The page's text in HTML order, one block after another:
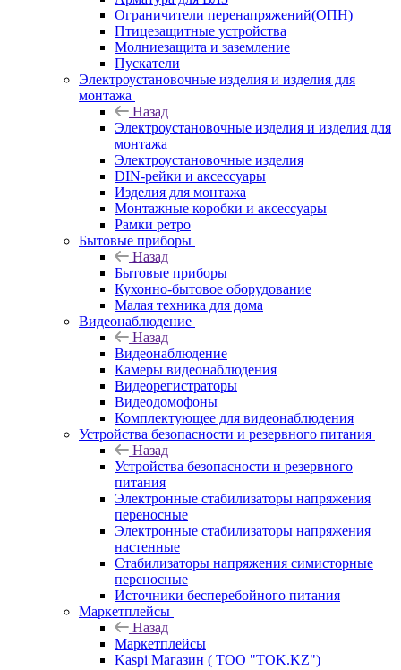
Ограничители перенапряжений(ОПН)
Птицезащитные устройства
Молниезащита и заземление
Пускатели
Электроустановочные изделия и изделия для
монтажа
Назад
Электроустановочные изделия и изделия для
монтажа
Электроустановочные изделия
DIN-рейки и аксессуары
Изделия для монтажа
Монтажные коробки и аксессуары
Рамки ретро
Бытовые приборы
Назад
Бытовые приборы
Кухонно-бытовое оборудование
Малая техника для дома
Видеонаблюдение
Назад
Видеонаблюдение
Камеры видеонаблюдения
Видеорегистраторы
Видеодомофоны
Комплектующее для видеонаблюдения
Устройства безопасности и резервного питания
Назад
Устройства безопасности и резервного
питания
Электронные стабилизаторы напряжения
переносные
Электронные стабилизаторы напряжения
настенные
Стабилизаторы напряжения симисторные
переносные
Источники бесперебойного питания
Маркетплейсы
Назад
Маркетплейсы
Kaspi Магазин ( ТОО "TOK.KZ")